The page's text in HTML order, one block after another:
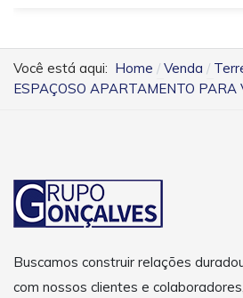
Você está aqui: Home Venda
ESPAÇOSO APARTAMENTO PARA
Buscamos construir relações
com nossos clientes e